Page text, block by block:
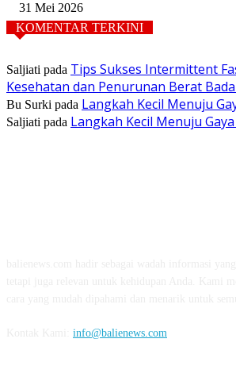
31 Mei 2026
KOMENTAR TERKINI
Saljiati pada Tips Sukses Intermittent
Kesehatan dan Penurunan Berat
Bu Surki pada Langkah Kecil Menuju
Saljiati pada Langkah Kecil Menuju
info@balienews.com